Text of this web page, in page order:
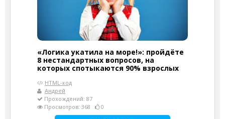
«Логика укатила на море!»: пройдёте
8 нестандартных вопросов, на
которых спотыкаются 90% взрослых
HTML-код
Андрей
Прохождений: 87
Просмотров: 368
0